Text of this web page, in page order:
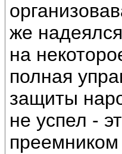
же
на
полная
защиты
не успел -